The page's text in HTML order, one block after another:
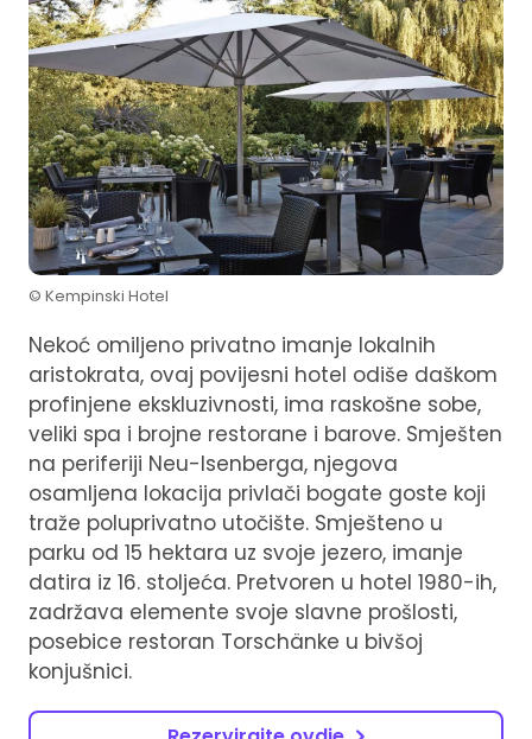
© Kempinski Hotel
Nekoć omiljeno privatno imanje lokalnih
aristokrata, ovaj povijesni hotel odiše daškom
profinjene ekskluzivnosti, ima raskošne sobe,
veliki spa i brojne restorane i barove. Smješten
na periferiji Neu-Isenberga, njegova
osamljena lokacija privlači bogate goste koji
traže poluprivatno utočište. Smješteno u
parku od 15 hektara uz svoje jezero, imanje
datira iz 16. stoljeća. Pretvoren u hotel 1980-ih,
zadržava elemente svoje slavne prošlosti,
posebice restoran Torschänke u bivšoj
konjušnici.